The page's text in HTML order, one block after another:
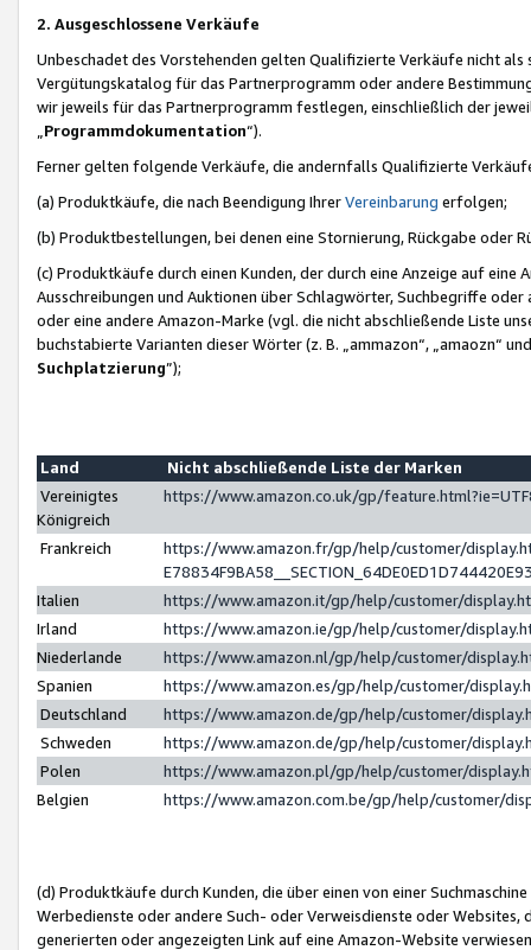
2. Ausgeschlossene Verkäufe
Unbeschadet des Vorstehenden gelten Qualifizierte Verkäufe nicht
Vergütungskatalog für das Partnerprogramm oder andere
wir jeweils für das Partnerprogramm festlegen, einschließlich der
Programmdokumentation“).
Ferner gelten folgende Verkäufe, die andernfalls Qualifizierte
(a) Produktkäufe, die nach Beendigung IhrerVereinbarung erfolgen;
(b) Produktbestellungen, bei denen eine Stornierung, Rückgabe oder
(c) Produktkäufe durch einen Kunden, der durch eine Anzeige auf
Ausschreibungen und Auktionen über Schlagwörter, Suchbegriffe
oder eine andere Amazon-Marke (vgl. die nicht abschließende Liste
buchstabierte Varianten dieser Wörter (z. B. „ammazon“, „amaozn“
Suchplatzierung”);
Land
Nicht abschließende Liste der Marken
Vereinigtes
Königreich
https://www.amazon.co.uk/gp/
Frankreich
https://www.amazon.fr/gp/help/customer/
Italien
https://www.amazon.it/gp/help/customer/
Irland
https://www.amazon.ie/gp/help/customer/
Niederlande
https://www.amazon.nl/gp/help/customer/
Spanien
https://www.amazon.es/gp/help/customer/
Deutschland
https://www.amazon.de/gp/help/customer/
Schweden
https://www.amazon.de/gp/help/customer/
Polen
https://www.amazon.pl/gp/help/customer/
Belgien
https://www.amazon.com.be/gp/help/customer/
(d) Produktkäufe durch Kunden, die über einen von einer
Werbedienste oder andere Such- oder Verweisdienste oder Websites,
generierten oder angezeigten Link auf eine Amazon-Website